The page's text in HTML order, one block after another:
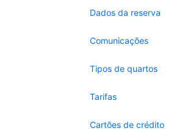
Dados da reserva
Comunicações
Tipos de quartos
Tarifas
Cartões de crédito